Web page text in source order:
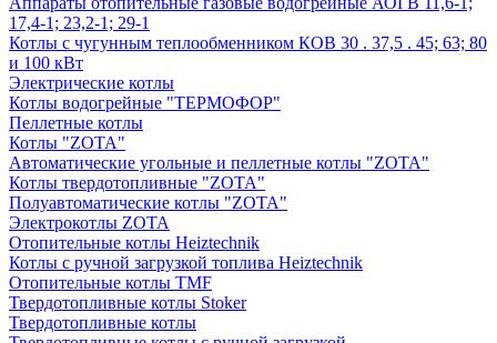
17,4-1; 23,2-1; 29-1
Котлы с чугунным теплообменником КОВ 30 . 37,5 . 45; 63; 80
и 100 кВт
Электрические котлы
Котлы водогрейные "ТЕРМОФОР"
Пеллетные котлы
Котлы "ZOTA"
Автоматические угольные и пеллетные котлы "ZOTA"
Котлы твердотопливные "ZOTA"
Полуавтоматические котлы "ZOTA"
Электрокотлы ZOTA
Отопительные котлы Heiztechnik
Котлы с ручной загрузкой топлива Heiztechnik
Отопительные котлы TMF
Твердотопливные котлы Stoker
Твердотопливные котлы